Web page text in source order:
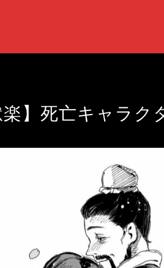
楽】死亡キャラ